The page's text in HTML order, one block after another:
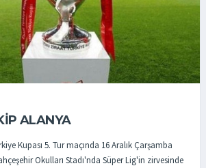
ALANYA
Kupası 5. Tur maçında 16 Aralık Çarşamba
Okulları Stadı'nda Süper Lig'in zirvesinde